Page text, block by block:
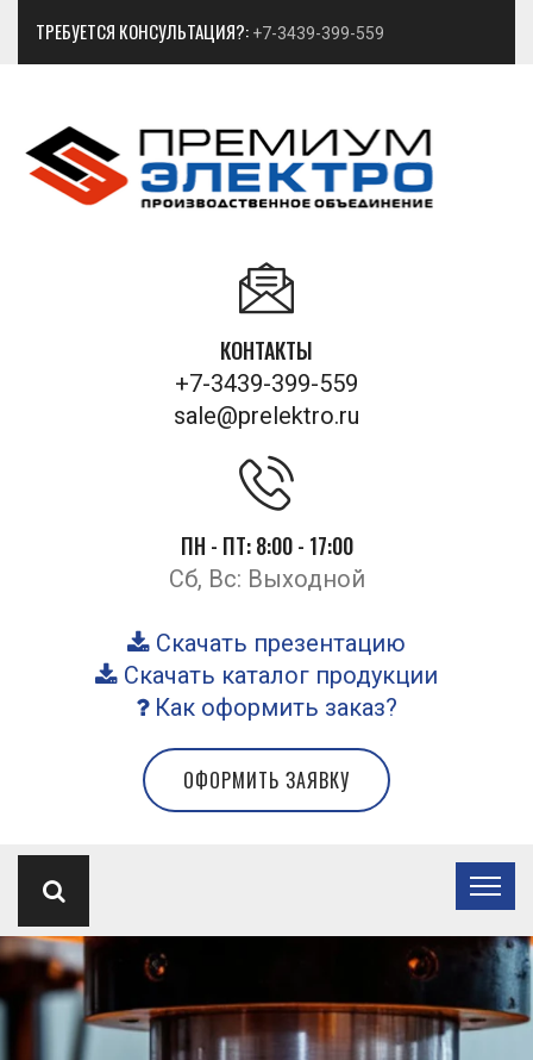
ТРЕБУЕТСЯ КОНСУЛЬТАЦИЯ?: +7-3439-399-559
КОНТАКТЫ
+7-3439-399-559
sale@prelektro.ru
ПН - ПТ: 8:00 - 17:00
Сб, Вс: Выходной
Скачать презентацию
Скачать каталог продукции
Как оформить заказ?
ОФОРМИТЬ ЗАЯВКУ